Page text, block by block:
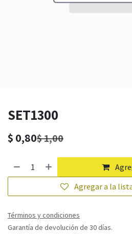
SET1300
$ 0,80$1,00
Agregar a la
Términos y condiciones
Garantía de devolución de 30 días.